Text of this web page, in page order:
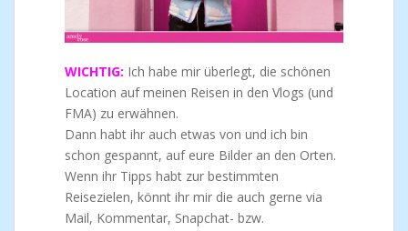
WICHTIG: Ich habe mir überlegt, die schönen
Location auf meinen Reisen in den Vlogs (und
FMA) zu erwähnen.
Dann habt ihr auch etwas von und ich bin
schon gespannt, auf eure Bilder an den Orten.
Wenn ihr Tipps habt zur bestimmten
Reisezielen, könnt ihr mir die auch gerne via
Mail, Kommentar, Snapchat- bzw.